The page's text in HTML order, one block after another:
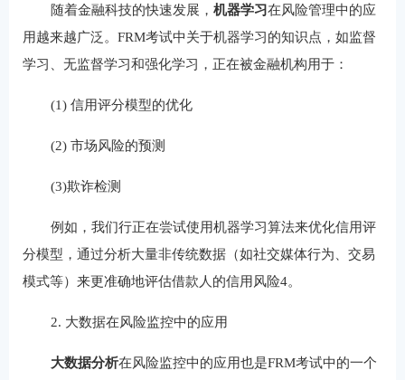
随着金融科技的快速发展，‌ 机器学习‌在风险管理中的应
用越来越广泛。FRM考试中关于机器学习的知识点，如监督
学习、无监督学习和强化学习，正在被金融机构用于：
(1) 信用评分模型的优化
(2) 市场风险的预测
(3)欺诈检测
例如，我们行正在尝试使用机器学习算法来优化信用评
分模型，通过分析大量非传统数据（如社交媒体行为、交易
模式等）来更准确地评估借款人的信用风险4。
2. 大数据在风险监控中的应用
大数据分析‌在风险监控中的应用也是FRM考试中的一个